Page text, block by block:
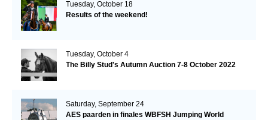
Tuesday, October 18
Results of the weekend!
Tuesday, October 4
The Billy Stud's Autumn Auction 7-8 October 2022
Saturday, September 24
AES paarden in finales WBFSH Jumping World